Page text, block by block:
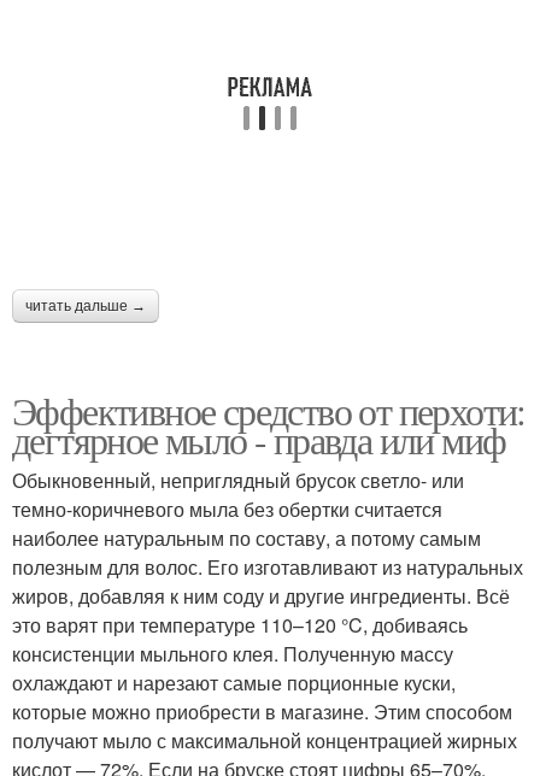
читать дальше →
Эффективное средство от перхоти:
дегтярное мыло - правда или миф
Обыкновенный, неприглядный брусок светло- или
темно-коричневого мыла без обертки считается
наиболее натуральным по составу, а потому самым
полезным для волос. Его изготавливают из натуральных
жиров, добавляя к ним соду и другие ингредиенты. Всё
это варят при температуре 110–120 °C, добиваясь
консистенции мыльного клея. Полученную массу
охлаждают и нарезают самые порционные куски,
которые можно приобрести в магазине. Этим способом
получают мыло с максимальной концентрацией жирных
кислот — 72%. Если на бруске стоят цифры 65–70%,